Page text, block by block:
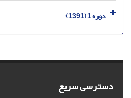
دوره 1 (1391)
دسترسی سریع